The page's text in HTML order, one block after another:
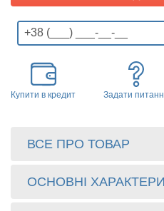
Купити в кредит Задати
ВСЕ ПРО ТОВАР
ОСНОВНІ